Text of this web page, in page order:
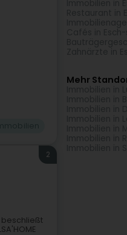
2
beschließt
Mehr